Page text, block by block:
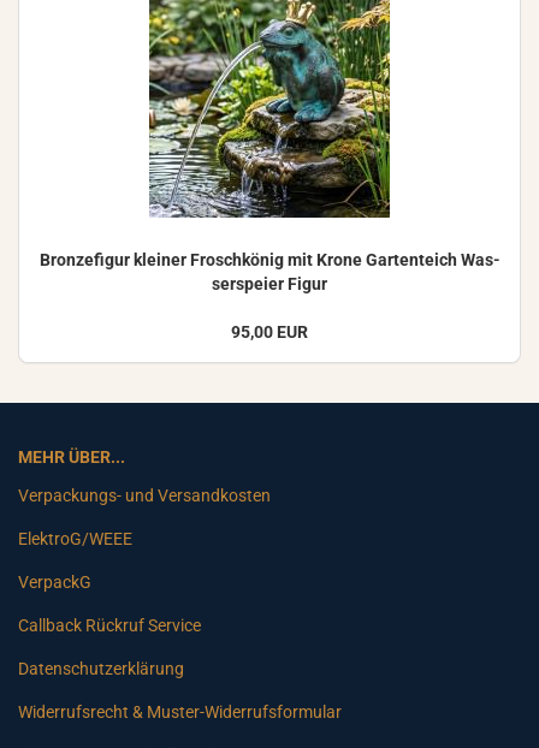
Bron­ze­fi­gur klei­ner Frosch­kö­nig mit Krone Gar­ten­teich Was­
ser­spei­er Figur
95,00 EUR
MEHR ÜBER...
Verpackungs- und Versandkosten
ElektroG/WEEE
VerpackG
Callback Rückruf Service
Datenschutzerklärung
Widerrufsrecht & Muster-Widerrufsformular